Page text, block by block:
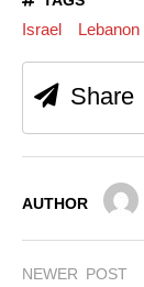
Israel Lebanon
Share
AUTHOR
NEWER POST